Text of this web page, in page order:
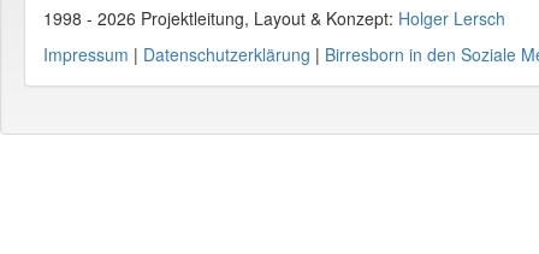
1998 - 2026 Projektleitung, Layout & Konzept: Holger Lersch
Impressum | Datenschutzerklärung | Birresborn in den Soziale